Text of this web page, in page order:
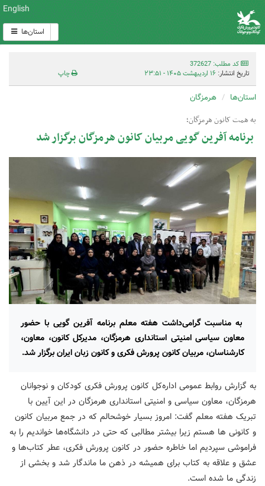
English
استان‌ها
کد مطلب: 372627
تاریخ انتشار: ۱۶ اردیبهشت ۱۴۰۵ - ۲۳:۵۱ چاپ
استان‌ها هرمزگان
به همت کانون هرمزگان؛
برنامه آفرین گویی مربیان کانون هرمزگان برگزار شد
به مناسبت گرامی‌داشت هفته معلم برنامه آفرین گویی با حضور
معاون سیاسی امنیتی استانداری هرمزگان، مدیرکل کانون، معاون،
کارشناسان، مربیان کانون پرورش فکری و کانون زبان ایران برگزار شد.
به گزارش روابط عمومی اداره‌کل کانون پرورش فکری کودکان و نوجوانان
هرمزگان، معاون سیاسی و امنیتی استانداری هرمزگان در این آیین با
تبریک هفته معلم گفت: امروز بسیار خوشحالم که در جمع مربیان کانون
و کانونی ها هستم زیرا بیشتر مطالبی که حتی در دانشگاه‌ها خواندیم را به
فراموشی سپردیم اما خاطره حضور در کانون پرورش فکری، عطر کتاب‌ها و
عشق و علاقه به کتاب برای همیشه در ذهن ما ماندگار شد و بخشی از
زندگی ما شده است.